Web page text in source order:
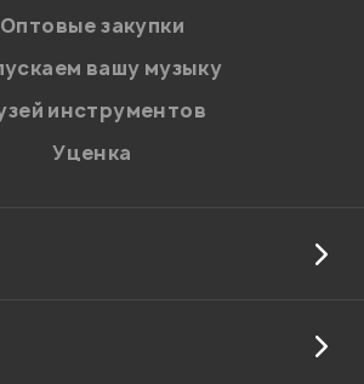
Оптовые закупки
вашу музыку
инструментов
Уценка